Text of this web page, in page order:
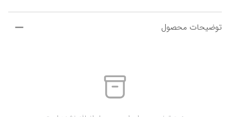
توضیحات محصول